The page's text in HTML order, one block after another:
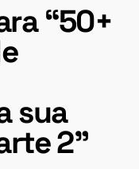
“50+
sua
2”